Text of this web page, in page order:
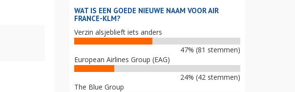
WAT IS EEN GOEDE NIEUWE NAAM VOOR AIR
FRANCE-KLM?
Verzin alsjeblieft iets anders
47% (81 stemmen)
European Airlines Group (EAG)
24% (42 stemmen)
The Blue Group